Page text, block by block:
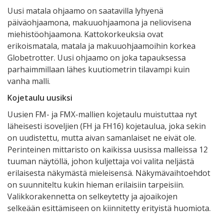
Uusi matala ohjaamo on saatavilla lyhyenä
päiväohjaamona, makuuohjaamona ja neliovisena
miehistöohjaamona. Kattokorkeuksia ovat
erikoismatala, matala ja makuuohjaamoihin korkea
Globetrotter. Uusi ohjaamo on joka tapauksessa
parhaimmillaan lähes kuutiometrin tilavampi kuin
vanha malli.
Kojetaulu uusiksi
Uusien FM- ja FMX-mallien kojetaulu muistuttaa nyt
läheisesti isoveljien (FH ja FH16) kojetaulua, joka sekin
on uudistettu, mutta aivan samanlaiset ne eivät ole.
Perinteinen mittaristo on kaikissa uusissa malleissa 12
tuuman näytöllä, johon kuljettaja voi valita neljästä
erilaisesta näkymästä mieleisensä. Näkymävaihtoehdot
on suunniteltu kukin hieman erilaisiin tarpeisiin.
Valikkorakennetta on selkeytetty ja ajoaikojen
selkeään esittämiseen on kiinnitetty erityistä huomiota.